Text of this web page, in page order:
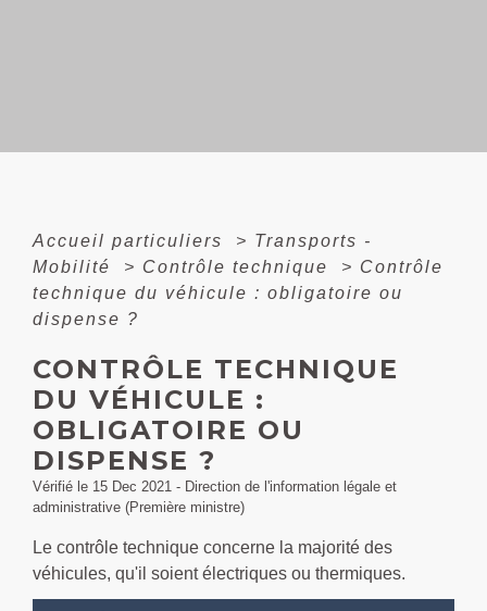
Accueil particuliers > Transports -
Mobilité
> Contrôle technique > Contrôle
technique du véhicule : obligatoire ou
dispense ?
CONTRÔLE TECHNIQUE
DU VÉHICULE :
OBLIGATOIRE OU
DISPENSE ?
Vérifié le 15 Dec 2021 - Direction de l'information légale et
administrative (Première ministre)
Le contrôle technique concerne la majorité des
véhicules, qu'il soient électriques ou thermiques.